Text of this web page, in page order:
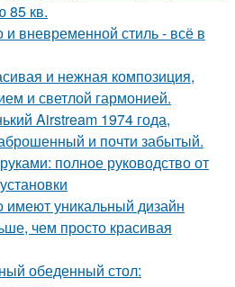
85 кв.
и вневременной стиль - всё в
и нежная композиция,
и светлой гармонией.
Airstream 1974 года,
и почти забытый.
полное руководство от
имеют уникальный дизайн
чем просто красивая
обеденный стол: